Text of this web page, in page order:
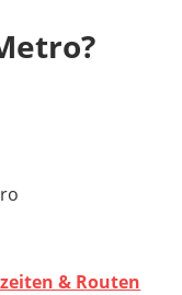
& Routen